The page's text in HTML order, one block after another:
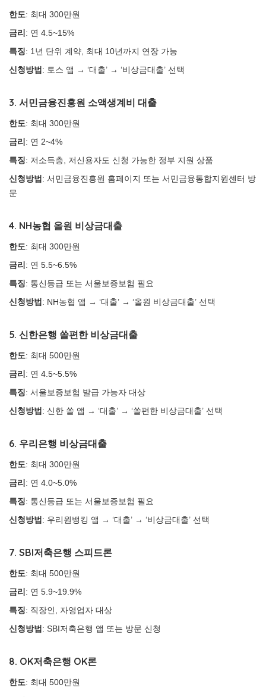
한도: 최대 300만원
금리 : 연 4.5~15%
특징: 1년 단위 계약, 최대 10년까지 연장 가능
신청방법 : 토스 앱 → ‘대출’ → ‘비상금대출’ 선택
3. 서민금융진흥원 소액생계비 대출
한도: 최대 300만원
금리 : 연 2~4%
특징: 저소득층, 저신용자도 신청 가능한 정부 지원 상품
신청방법 : 서민금융진흥원 홈페이지 또는 서민금융통합지원센터 방
문
4. NH농협 올원 비상금대출
한도: 최대 300만원
금리 : 연 5.5~6.5%
특징: 통신등급 또는 서울보증보험 필요
신청방법 : NH농협 앱 → ‘대출’ → ‘올원 비상금대출’ 선택
5. 신한은행 쏠편한 비상금대출
한도: 최대 500만원
금리 : 연 4.5~5.5%
특징: 서울보증보험 발급 가능자 대상
신청방법 : 신한 쏠 앱 → ‘대출’ → ‘쏠편한 비상금대출’ 선택
6. 우리은행 비상금대출
한도: 최대 300만원
금리 : 연 4.0~5.0%
특징: 통신등급 또는 서울보증보험 필요
신청방법 : 우리원뱅킹 앱 → ‘대출’ → ‘비상금대출’ 선택
7. SBI저축은행 스피드론
한도: 최대 500만원
금리 : 연 5.9~19.9%
특징: 직장인, 자영업자 대상
신청방법 : SBI저축은행 앱 또는 방문 신청
8. OK저축은행 OK론
한도: 최대 500만원